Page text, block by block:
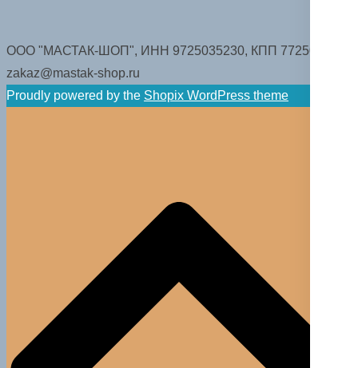
ООО "МАСТАК-ШОП", ИНН 9725035230, КПП 772501001.
zakaz@mastak-shop.ru
Proudly powered by the Shopix WordPress theme